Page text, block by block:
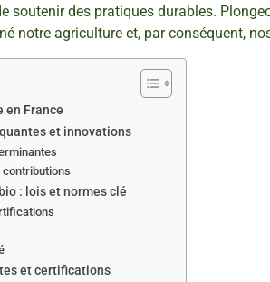
soutenir des pratiques durables.
notre agriculture et, par conséquent,
en France
et innovations
: lois et normes clé
et certifications